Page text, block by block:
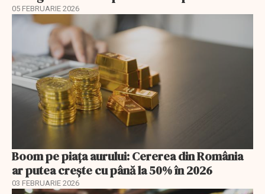
05 FEBRUARIE 2026
Boom pe piața aurului: Cererea din România
ar putea crește cu până la 50% în 2026
03 FEBRUARIE 2026